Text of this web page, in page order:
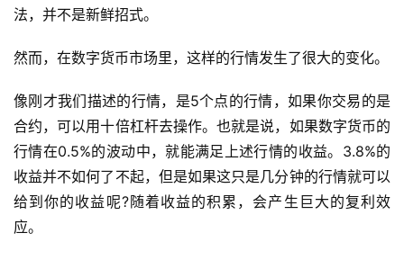
法，并不是新鲜招式。
然而，在数字货币市场里，这样的行情发生了很大的变化。
像刚才我们描述的行情，是5个点的行情，如果你交易的是
合约，可以用十倍杠杆去操作。也就是说，如果数字货币的
行情在0.5%的波动中，就能满足上述行情的收益。3.8%的
收益并不如何了不起，但是如果这只是几分钟的行情就可以
给到你的收益呢?随着收益的积累，会产生巨大的复利效
应。